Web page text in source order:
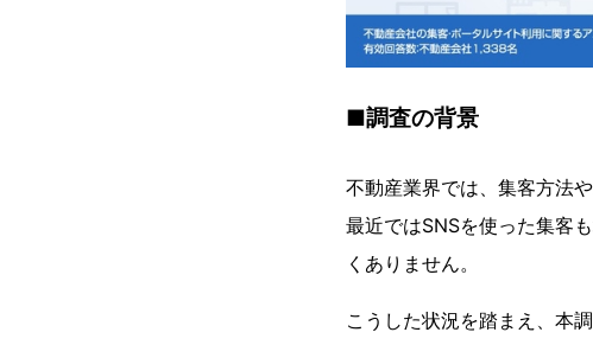
■調査の背景
不動産業界では、集客方法
最近ではSNSを使った集客
くありません。
こうした状況を踏まえ、本